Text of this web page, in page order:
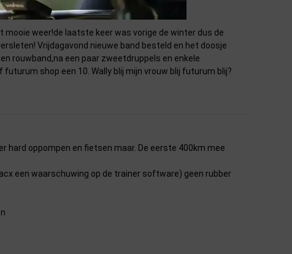
weer!de laatste keer was vorige de winter dus de
Vrijdagavond nieuwe band besteld en het doosje
rouwband,na een paar zweetdruppels en enkele
shop een 10. Wally blij mijn vrouw blij futurum blij?
hard oppompen en fietsen maar. De eerste 400km mee
een waarschuwing op de trainer software) geen rubber